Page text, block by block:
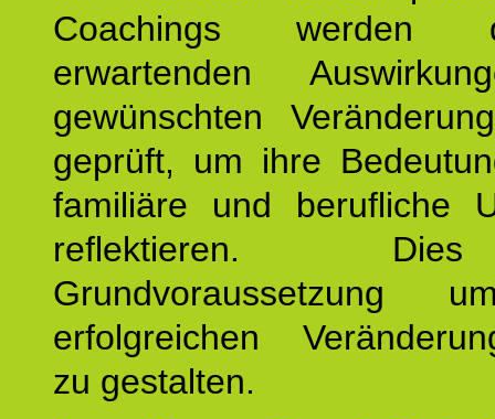
Coachings
erwartenden
gewünschten
geprüft, um ihre
familiäre und berufliche
reflektieren.
Grundvoraussetzung
erfolgreichen
zu gestalten.